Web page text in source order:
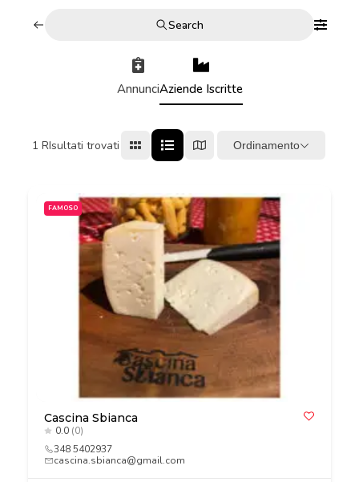
Search
AnnunciAziende Iscritte
1 RIsultati trovati Ordinamento
FAMOSO
Cascina Sbianca
0.0 (0)
348 5402937
cascina.sbianca@gmail.com